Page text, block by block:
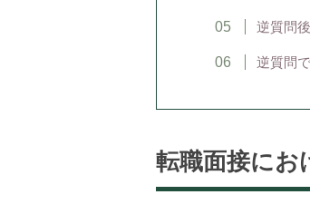
逆質問
逆質問
転職面接にお